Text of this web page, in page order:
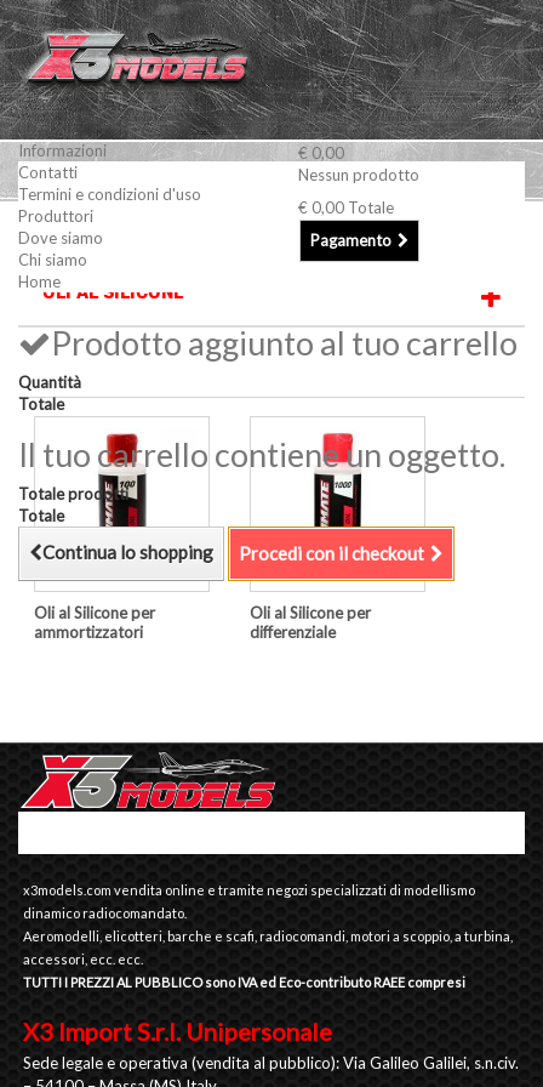
Informazioni
Contatti
Termini e condizioni d'uso
Produttori
Dove siamo
Chi siamo
Home
€ 0,00
Nessun prodotto
€ 0,00 Totale
Pagamento
Prodotto aggiunto al tuo carrello
Quantità
Totale
Il tuo carrello contiene un oggetto.
Totale prodotti
Totale
Continua lo shopping Procedi con il checkout
Oli al Silicone
OLI AL SILICONE
Oli al Silicone per
ammortizzatori
Oli al Silicone per
differenziale
x3models.com vendita online e tramite negozi specializzati di modellismo
dinamico radiocomandato.
Aeromodelli, elicotteri, barche e scafi, radiocomandi, motori a scoppio, a turbina,
accessori, ecc. ecc.
TUTTI I PREZZI AL PUBBLICO sono IVA ed Eco-contributo RAEE compresi
X3 Import S.r.l. Unipersonale
Sede legale e operativa (vendita al pubblico): Via Galileo Galilei, s.n.civ.